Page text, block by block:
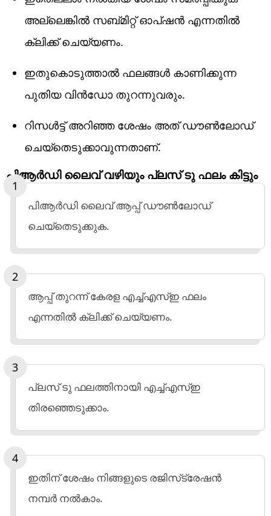
അല്ലെങ്കില്‍ സബ്മിറ്റ് ഓപ്ഷന്‍ എന്നതില്‍
ക്ലിക്ക് ചെയ്യണം.
ഇതുകൊടുത്താല്‍ ഫലങ്ങള്‍ കാണിക്കുന്ന
പുതിയ വിന്‍ഡോ തുറന്നുവരും.
റിസള്‍ട്ട് അറിഞ്ഞ ശേഷം അത് ഡൗണ്‍ലോഡ്
ചെയ്‌തെടുക്കാവുന്നതാണ്.
പിആര്‍ഡി ലൈവ് വഴിയും പ്ലസ് ടു ഫലം കിട്ടും
പിആര്‍ഡി ലൈവ് ആപ്പ് ഡൗണ്‍ലോഡ്
ചെയ്‌തെടുക്കുക.
ആപ്പ് തുറന്ന് കേരള എച്ച്എസ്ഇ ഫലം
എന്നതില്‍ ക്ലിക്ക് ചെയ്യണം.
പ്ലസ് ടു ഫലത്തിനായി എച്ച്എസ്ഇ
തിരഞ്ഞെടുക്കാം.
ഇതിന് ശേഷം നിങ്ങളുടെ രജിസ്‌ട്രേഷന്‍
നമ്പര്‍ നല്‍കാം.